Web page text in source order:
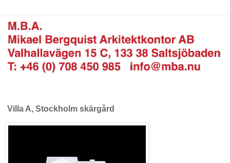
Villa A, Stockholm skärgård